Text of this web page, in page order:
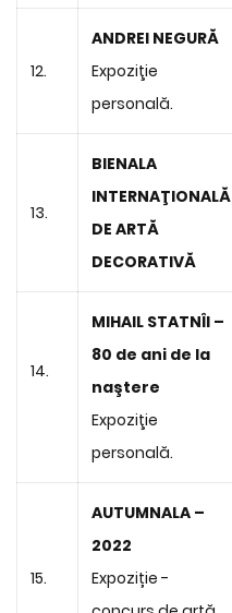
12.
ANDREI NEGURĂ
Expoziţie
personală.
13.
BIENALA
INTERNAŢIONALĂ
DE ARTĂ
DECORATIVĂ
14.
MIHAIL STATNÎI –
80 de ani de la
naştere
Expoziţie
personală.
15.
AUTUMNALA –
2022
Expoziție -